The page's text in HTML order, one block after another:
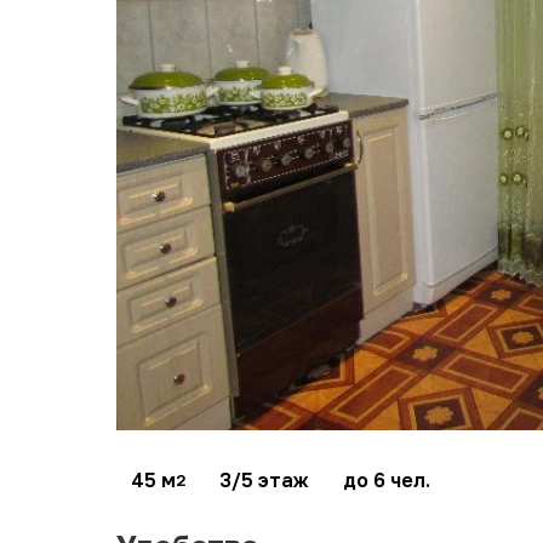
45 м2 3/5 этаж до 6 чел.